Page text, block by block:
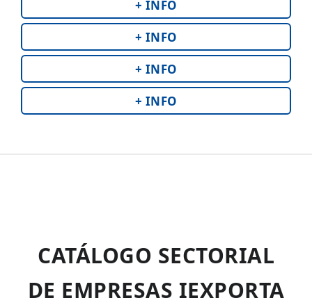
+ INFO
+ INFO
+ INFO
+ INFO
CATÁLOGO SECTORIAL
DE EMPRESAS IEXPORTA